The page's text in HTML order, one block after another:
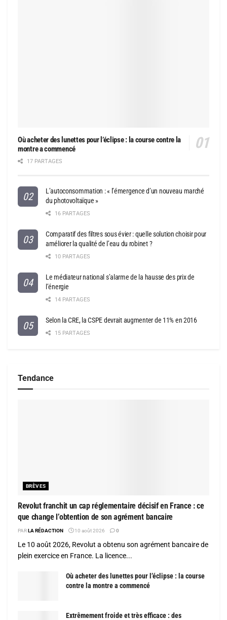
Où acheter des lunettes pour l’éclipse : la course contre la
montre a commencé
17 PARTAGES
L’autoconsommation : « l’émergence d’un nouveau marché
du photovoltaïque »
16 PARTAGES
Comparatif des filtres sous évier : quelle solution choisir pour
améliorer la qualité de l’eau du robinet ?
10 PARTAGES
Le médiateur national s’alarme de la hausse des prix de
l’énergie
14 PARTAGES
Selon la CRE, la CSPE devrait augmenter de 11% en 2016
15 PARTAGES
Tendance
BRÈVES
Revolut franchit un cap réglementaire décisif en France : ce
que change l’obtention de son agrément bancaire
PAR LA RÉDACTION 10 août 2026 0
Le 10 août 2026, Revolut a obtenu son agrément bancaire de
plein exercice en France. La licence...
Où acheter des lunettes pour l’éclipse : la course
contre la montre a commencé
Extrêmement froide et très efficace : des